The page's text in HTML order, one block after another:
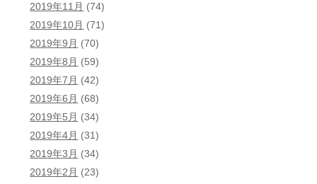
2019年11月 (74)
2019年10月 (71)
2019年9月 (70)
2019年8月 (59)
2019年7月 (42)
2019年6月 (68)
2019年5月 (34)
2019年4月 (31)
2019年3月 (34)
2019年2月 (23)